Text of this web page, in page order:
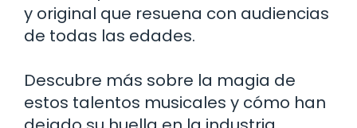
y original que resuena con audiencias
de todas las edades.
Descubre más sobre la magia de
estos talentos musicales y cómo han